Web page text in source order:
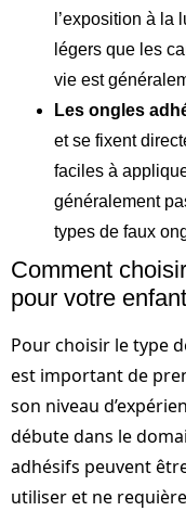
l’exposition à la
légers que les
vie est
Les ongles
et se fixent
faciles à
généralement
types de faux
Comment
pour votre
Pour choisir le type
est important de
son niveau
débute dans le
adhésifs peuvent
utiliser et ne